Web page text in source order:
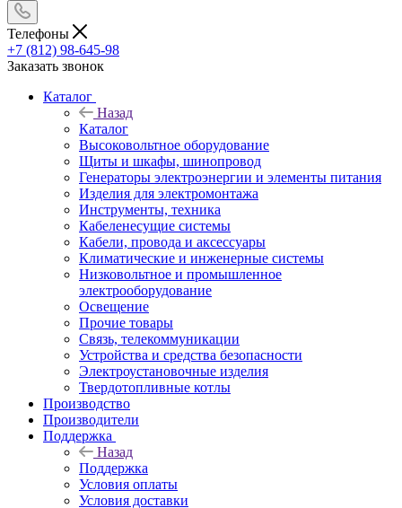
Телефоны
+7 (812) 98-645-98
Заказать звонок
Каталог
Назад
Каталог
Высоковольтное оборудование
Щиты и шкафы, шинопровод
Генераторы электроэнергии и элементы питания
Изделия для электромонтажа
Инструменты, техника
Кабеленесущие системы
Кабели, провода и аксессуары
Климатические и инженерные системы
Низковольтное и промышленное
электрооборудование
Освещение
Прочие товары
Связь, телекоммуникации
Устройства и средства безопасности
Электроустановочные изделия
Твердотопливные котлы
Производство
Производители
Поддержка
Назад
Поддержка
Условия оплаты
Условия доставки